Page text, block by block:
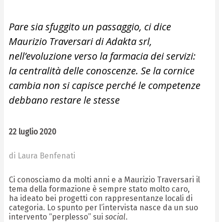
Pare sia sfuggito un passaggio, ci dice
Maurizio Traversari di Adakta srl,
nell’evoluzione verso la farmacia dei servizi:
la centralità delle conoscenze. Se la cornice
cambia non si capisce perché le competenze
debbano restare le stesse
22 luglio 2020
di Laura Benfenati
Ci conosciamo da molti anni e a Maurizio Traversari il
tema della formazione è sempre stato molto caro,
ha ideato bei progetti con rappresentanze locali di
categoria. Lo spunto per l’intervista nasce da un suo
intervento “perplesso” sui social.